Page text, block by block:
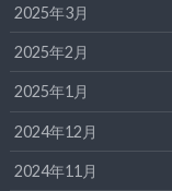
2025年3月
2025年2月
2025年1月
2024年12月
2024年11月